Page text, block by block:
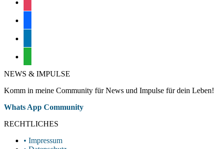
NEWS & IMPULSE
Komm in meine Community für News und Impulse für dein Leben!
Whatsapp
opens
new
Whats App Community
RECHTLICHES
• Impressum